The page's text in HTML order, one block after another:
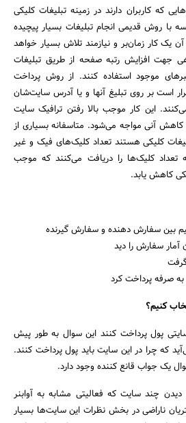
به سفارش گیرنده نیز سود می‌رساند.
که کاربران دارند در زمینه تبلیغات کلیکی
با روش قدیمی انجام تبلیغات بسیار پیچیده
یک کار زمان‌بر و نیازمند تلاش بسیار خواهد
جهت افزایش رتبه صفحه از طریق تبلیغات
موجود استفاده کنند. از روش پرداخت
است بر روی تبلیغ آنها و یا آدرس سایت‌شان
این کار موجب بالا رفتن ترافیک سایت
کاهش آنی مواجه می‌شود. متاسفانه بسیاری از
کلیکی هستند تعداد کلیک‌های فیک و غیر
تعداد کلیک‌ها را دریافت می‌کنند که موجب
کاهش یابد.
بین سفارش دهنده و سفارش گیرنده
آمار سفارش را دید
صرفه پرداخت کرد
کنیم؟
پول پرداخت کنند این سوال به طور پیش
که چرا در این سایت باید پول پرداخت کنند.
یک جواب قانع کننده وجود دارد.